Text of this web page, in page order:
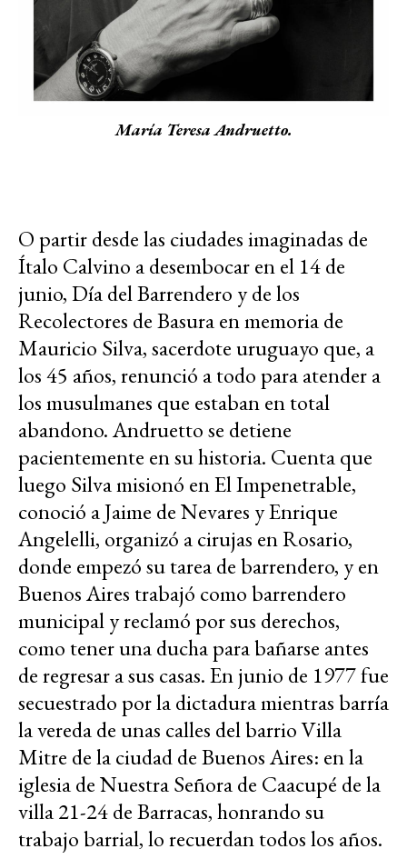
María Teresa Andruetto.
O partir desde las ciudades imaginadas de
Ítalo Calvino a desembocar en el 14 de
junio, Día del Barrendero y de los
Recolectores de Basura en memoria de
Mauricio Silva, sacerdote uruguayo que, a
los 45 años, renunció a todo para atender a
los musulmanes que estaban en total
abandono. Andruetto se detiene
pacientemente en su historia. Cuenta que
luego Silva misionó en El Impenetrable,
conoció a Jaime de Nevares y Enrique
Angelelli, organizó a cirujas en Rosario,
donde empezó su tarea de barrendero, y en
Buenos Aires trabajó como barrendero
municipal y reclamó por sus derechos,
como tener una ducha para bañarse antes
de regresar a sus casas. En junio de 1977 fue
secuestrado por la dictadura mientras barría
la vereda de unas calles del barrio Villa
Mitre de la ciudad de Buenos Aires: en la
iglesia de Nuestra Señora de Caacupé de la
villa 21-24 de Barracas, honrando su
trabajo barrial, lo recuerdan todos los años.